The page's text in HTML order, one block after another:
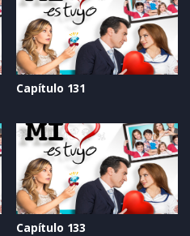
Capítulo 131
Capítulo 133